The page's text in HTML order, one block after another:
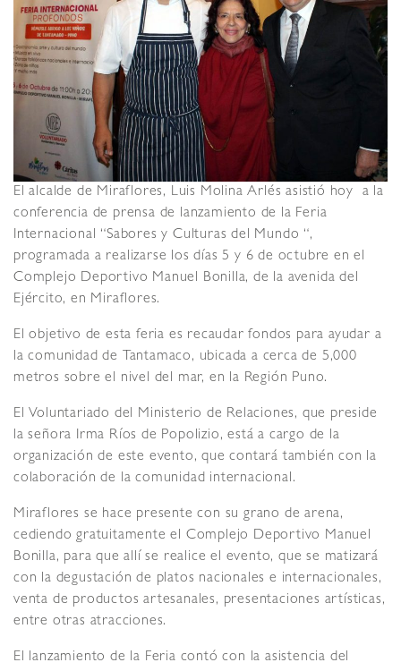
El alcalde de Miraflores, Luis Molina Arlés asistió hoy a la
conferencia de prensa de lanzamiento de la Feria
Internacional “Sabores y Culturas del Mundo “,
programada a realizarse los días 5 y 6 de octubre en el
Complejo Deportivo Manuel Bonilla, de la avenida del
Ejército, en Miraflores.
El objetivo de esta feria es recaudar fondos para ayudar a
la comunidad de Tantamaco, ubicada a cerca de 5,000
metros sobre el nivel del mar, en la Región Puno.
El Voluntariado del Ministerio de Relaciones, que preside
la señora Irma Ríos de Popolizio, está a cargo de la
organización de este evento, que contará también con la
colaboración de la comunidad internacional.
Miraflores se hace presente con su grano de arena,
cediendo gratuitamente el Complejo Deportivo Manuel
Bonilla, para que allí se realice el evento, que se matizará
con la degustación de platos nacionales e internacionales,
venta de productos artesanales, presentaciones artísticas,
entre otras atracciones.
El lanzamiento de la Feria contó con la asistencia del